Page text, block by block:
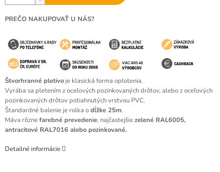
PREČO NAKUPOVAŤ U NÁS?
Štvorhranné pletivo je klasická forma oplotenia.
Vyrába sa pletením z oceľových pozinkovaných drôtov, alebo z oceľových
pozinkovaných drôtov potiahnutých vrstvou PVC.
Štandardné balenie je rolka odĺžke 25m.
Máva rôznefarebné prevedenie, najčastejšiezelené RAL6005,
antracitové RAL7016 alebo pozinkované.
Detailné informácie